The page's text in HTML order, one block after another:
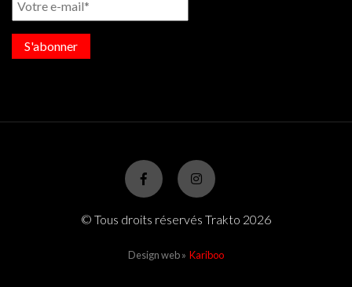
S'abonner
© Tous droits réservés Trakto 2026
Design web » Kariboo